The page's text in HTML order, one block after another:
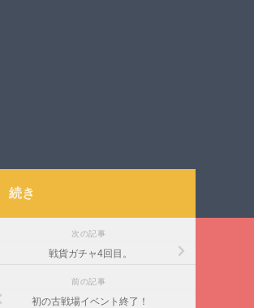
続き
次の記事
戦貨ガチャ4回目。
前の記事
初の古戦場イベント終了！